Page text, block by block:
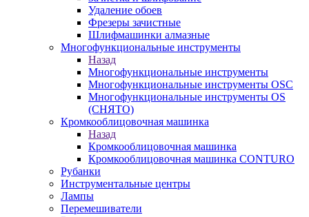
Удаление обоев
Фрезеры зачистные
Шлифмашинки алмазные
Многофункциональные инструменты
Назад
Многофункциональные инструменты
Многофункциональные инструменты OSC
Многофункциональные инструменты OS
(СНЯТО)
Кромкооблицовочная машинка
Назад
Кромкооблицовочная машинка
Кромкооблицовочная машинка CONTURO
Рубанки
Инструментальные центры
Лампы
Перемешиватели